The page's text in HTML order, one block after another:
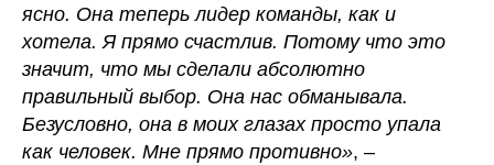
ясно. Она теперь лидер команды, как и
хотела. Я прямо счастлив. Потому что это
значит, что мы сделали абсолютно
правильный выбор. Она нас обманывала.
Безусловно, она в моих глазах просто упала
как человек. Мне прямо противно», –